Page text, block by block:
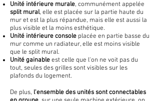
Unité intérieure murale, communément appelée
split mural, elle est placée sur la partie haute du
mur et est la plus répandue, mais elle est aussi la
plus visible et la moins esthétique.
Unité intérieure console placée en partie basse du
mur comme un radiateur, elle est moins visible
que le split mural.
Unité gainableest celle que l'on ne voit pas du
tout, seules des grilles sont visibles sur les
plafonds du logement.
De plus, l'ensemble des unités sont connectables